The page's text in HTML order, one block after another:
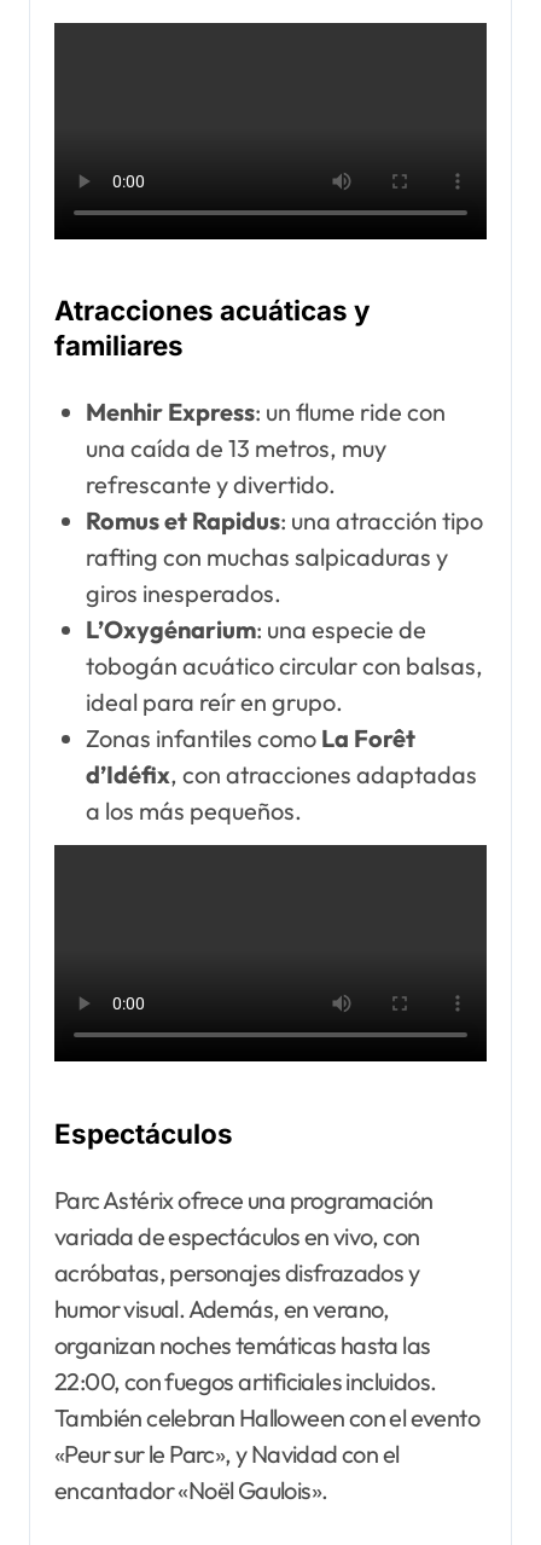
Atracciones acuáticas y
familiares
Menhir Express: un flume ride con
una caída de 13 metros, muy
refrescante y divertido.
Romus et Rapidus: una atracción tipo
rafting con muchas salpicaduras y
giros inesperados.
L’Oxygénarium: una especie de
tobogán acuático circular con balsas,
ideal para reír en grupo.
Zonas infantiles como La Forêt
d’Idéfix, con atracciones adaptadas
a los más pequeños.
Espectáculos
Parc Astérix ofrece una programación
variada de espectáculos en vivo, con
acróbatas, personajes disfrazados y
humor visual. Además, en verano,
organizan noches temáticas hasta las
22:00, con fuegos artificiales incluidos.
También celebran Halloween con el evento
«Peur sur le Parc», y Navidad con el
encantador «Noël Gaulois».